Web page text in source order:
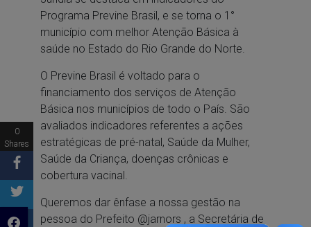
Programa Previne Brasil, e se torna o 1°
município com melhor Atenção Básica à
saúde no Estado do Rio Grande do Norte.
O Previne Brasil é voltado para o
financiamento dos serviços de Atenção
Básica nos municípios de todo o País. São
avaliados indicadores referentes a ações
estratégicas de pré-natal, Saúde da Mulher,
Saúde da Criança, doenças crônicas e
cobertura vacinal.
Queremos dar ênfase a nossa gestão na
pessoa do Prefeito @jarnors , a Secretária de
0
Shares